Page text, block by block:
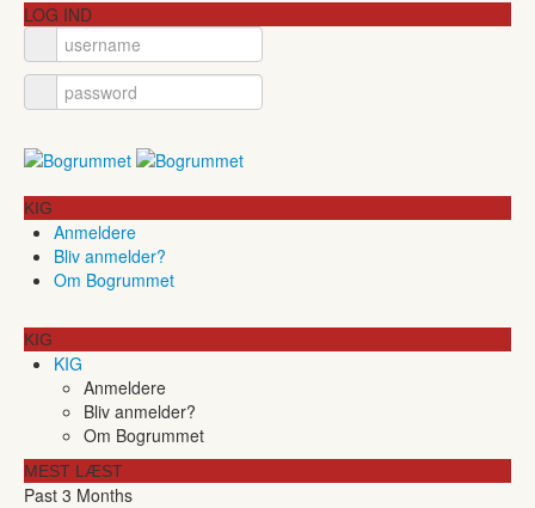
LOG IND
KIG
Anmeldere
Bliv anmelder?
Om Bogrummet
KIG
KIG
Anmeldere
Bliv anmelder?
Om Bogrummet
MEST LÆST
Past 3 Months